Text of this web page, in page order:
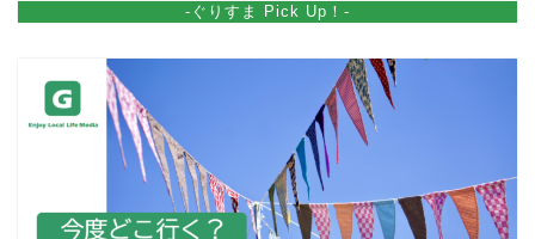
-ぐりすま Pick Up！-